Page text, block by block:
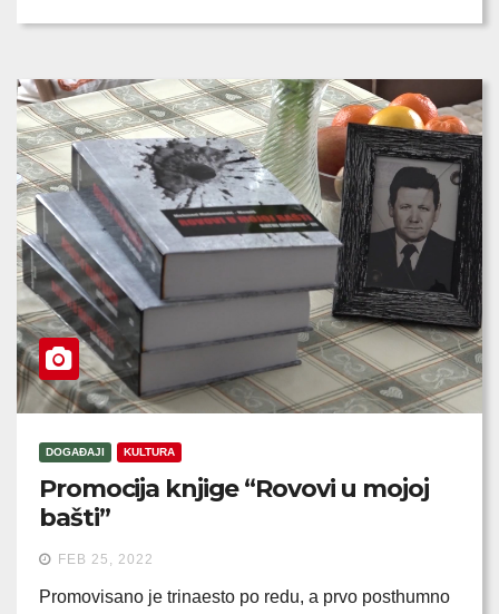
DOGAĐAJI KULTURA
Promocija knjige “Rovovi u mojoj
bašti”
FEB 25, 2022
Promovisano je trinaesto po redu, a prvo posthumno